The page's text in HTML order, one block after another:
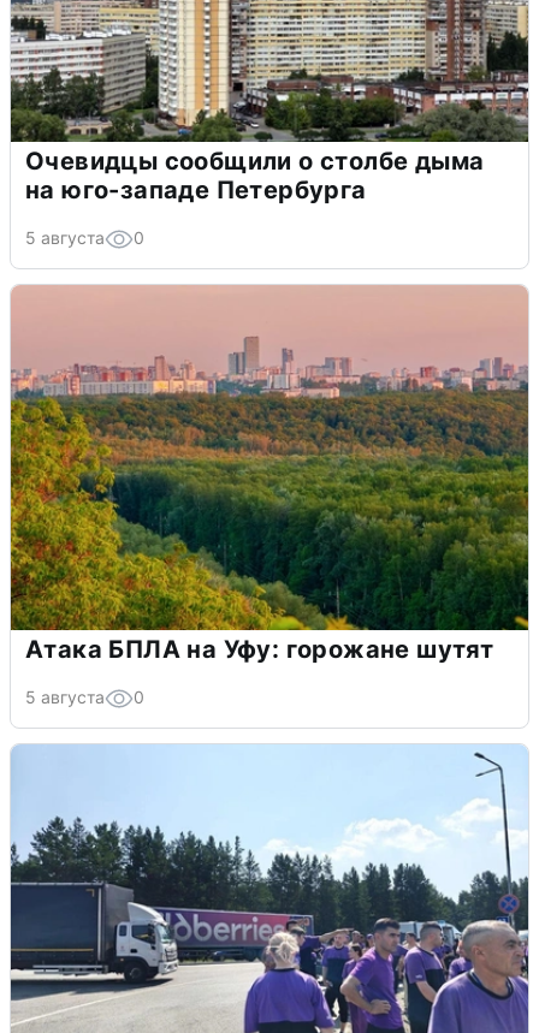
Очевидцы сообщили о столбе дыма
на юго-западе Петербурга
5 августа 0
Атака БПЛА на Уфу: горожане шутят
5 августа 0